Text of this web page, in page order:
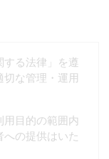
る法律」を遵
な管理・運用
用目的の範囲内
の提供はいた